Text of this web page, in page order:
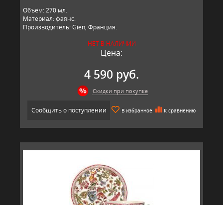
Объём: 270 мл.
Материал: фаянс.
Производитель: Gien, Франция.
НЕТ В НАЛИЧИИ
Цена:
4 590 руб.
Скидки при покупке
Сообщить о поступлении В избранное К сравнению